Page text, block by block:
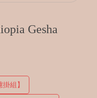
Gesha
組】